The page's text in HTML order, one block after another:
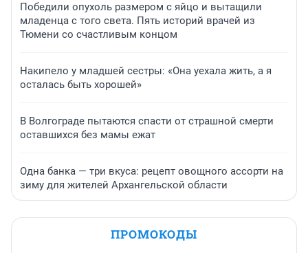
Победили опухоль размером с яйцо и вытащили
младенца с того света. Пять историй врачей из
Тюмени со счастливым концом
Накипело у младшей сестры: «Она уехала жить, а я
осталась быть хорошей»
В Волгограде пытаются спасти от страшной смерти
оставшихся без мамы ежат
Одна банка — три вкуса: рецепт овощного ассорти на
зиму для жителей Архангельской области
ПРОМОКОДЫ